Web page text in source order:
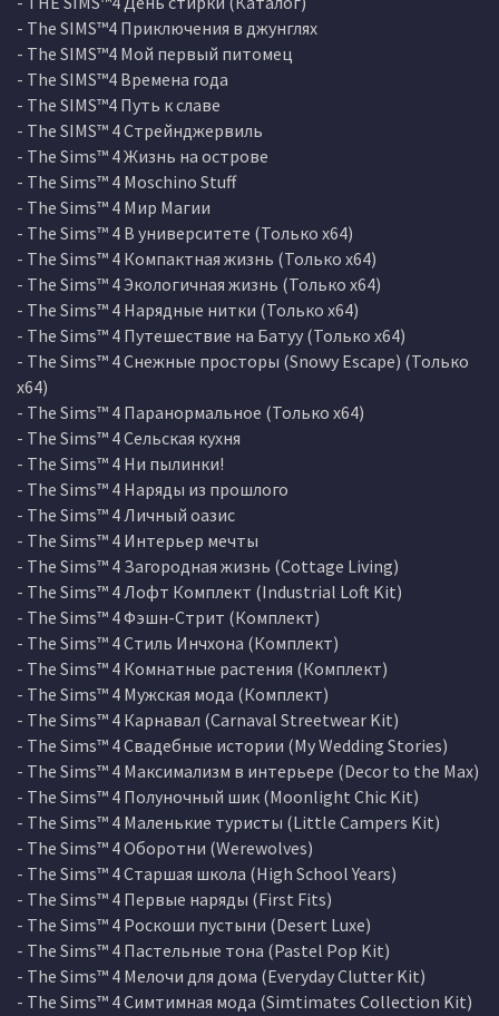
- The SIMS™4 Приключения в джунглях
- The SIMS™4 Мой первый питомец
- The SIMS™4 Времена года
- The SIMS™4 Путь к славе
- The SIMS™ 4 Стрейнджервиль
- The Sims™ 4 Жизнь на острове
- The Sims™ 4 Moschino Stuff
- The Sims™ 4 Мир Магии
- The Sims™ 4 В университете (Только х64)
- The Sims™ 4 Компактная жизнь (Только х64)
- The Sims™ 4 Экологичная жизнь (Только х64)
- The Sims™ 4 Нарядные нитки (Только х64)
- The Sims™ 4 Путешествие на Батуу (Только х64)
- The Sims™ 4 Снежные просторы (Snowy Escape) (Только
х64)
- The Sims™ 4 Паранормальное (Только х64)
- The Sims™ 4 Сельская кухня
- The Sims™ 4 Ни пылинки!
- The Sims™ 4 Наряды из прошлого
- The Sims™ 4 Личный оазис
- The Sims™ 4 Интерьер мечты
- The Sims™ 4 Загородная жизнь (Cottage Living)
- The Sims™ 4 Лофт Комплект (Industrial Loft Kit)
- The Sims™ 4 Фэшн-Стрит (Комплект)
- The Sims™ 4 Стиль Инчхона (Комплект)
- The Sims™ 4 Комнатные растения (Комплект)
- The Sims™ 4 Мужская мода (Комплект)
- The Sims™ 4 Карнавал (Carnaval Streetwear Kit)
- The Sims™ 4 Свадебные истории (My Wedding Stories)
- The Sims™ 4 Максимализм в интерьере (Decor to the Max)
- The Sims™ 4 Полуночный шик (Moonlight Chic Kit)
- The Sims™ 4 Маленькие туристы (Little Campers Kit)
- The Sims™ 4 Оборотни (Werewolves)
- The Sims™ 4 Старшая школа (High School Years)
- The Sims™ 4 Первые наряды (First Fits)
- The Sims™ 4 Роскоши пустыни (Desert Luxe)
- The Sims™ 4 Пастельные тона (Pastel Pop Kit)
- The Sims™ 4 Мелочи для дома (Everyday Clutter Kit)
- The Sims™ 4 Симтимная мода (Simtimates Collection Kit)